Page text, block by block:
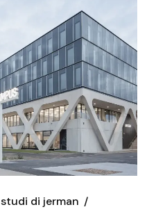
studi di jerman